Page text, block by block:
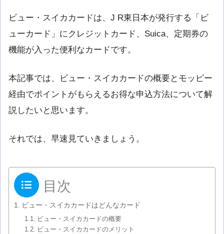
ビュー・スイカカードは、J R東日本が発行する「ビ
ューカード」にクレジットカード、Suica、定期券の
機能が入った便利なカードです。
本記事では、ビュー・スイカカードの概要とモッピー
経由でポイントがもらえるお得な申込方法について解
説したいと思います。
それでは、早速見ていきましょう。
目次
ビュー・スイカカードはどんなカード
ビュー・スイカカードの概要
ビュー・スイカカードのメリット